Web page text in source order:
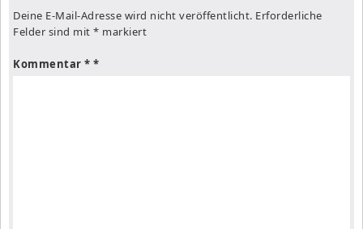
Deine E-Mail-Adresse wird nicht veröffentlicht. Erforderliche
Felder sind mit * markiert
Kommentar *